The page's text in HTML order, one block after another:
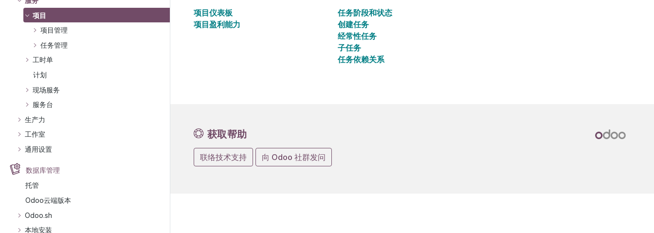
项目
项目管理
任务管理
工时单
计划
现场服务
服务台
生产力
工作室
通用设置
数据库管理
托管
Odoo云端版本
Odoo.sh
本地安装
项目仪表板
项目盈利能力
任务阶段和状态
创建任务
经常性任务
子任务
任务依赖关系
获取帮助
联络技术支持 向 Odoo 社群发问